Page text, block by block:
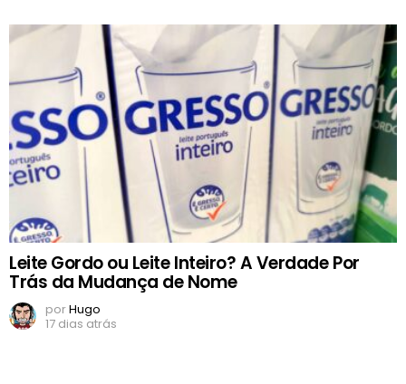
Leite Gordo ou Leite Inteiro? A Verdade Por
Trás da Mudança de Nome
porHugo
17 dias atrás